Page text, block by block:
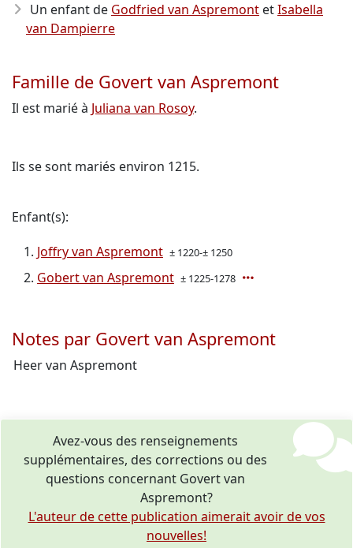
Un enfant de Godfried van Aspremont etIsabella
van Dampierre
Famille de Govert van Aspremont
Il est marié à Juliana van Rosoy.
Ils se sont mariés environ 1215.
Enfant(s):
Joffry van Aspremont ± 1220-± 1250
Gobert van Aspremont ± 1225-1278
Notes par Govert van Aspremont
Heer van Aspremont
Avez-vous des renseignements
supplémentaires, des corrections ou des
questions concernant Govert van
Aspremont?
L'auteur de cette publication aimerait avoir de vos
nouvelles!